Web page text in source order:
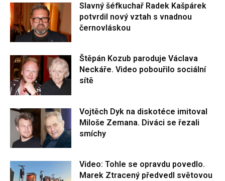
Slavný šéfkuchař Radek Kašpárek
potvrdil nový vztah s vnadnou
černovláskou
Štěpán Kozub paroduje Václava
Neckáře. Video pobouřilo sociální
sítě
Vojtěch Dyk na diskotéce imitoval
Miloše Zemana. Diváci se řezali
smíchy
Video: Tohle se opravdu povedlo.
Marek Ztracený předvedl světovou